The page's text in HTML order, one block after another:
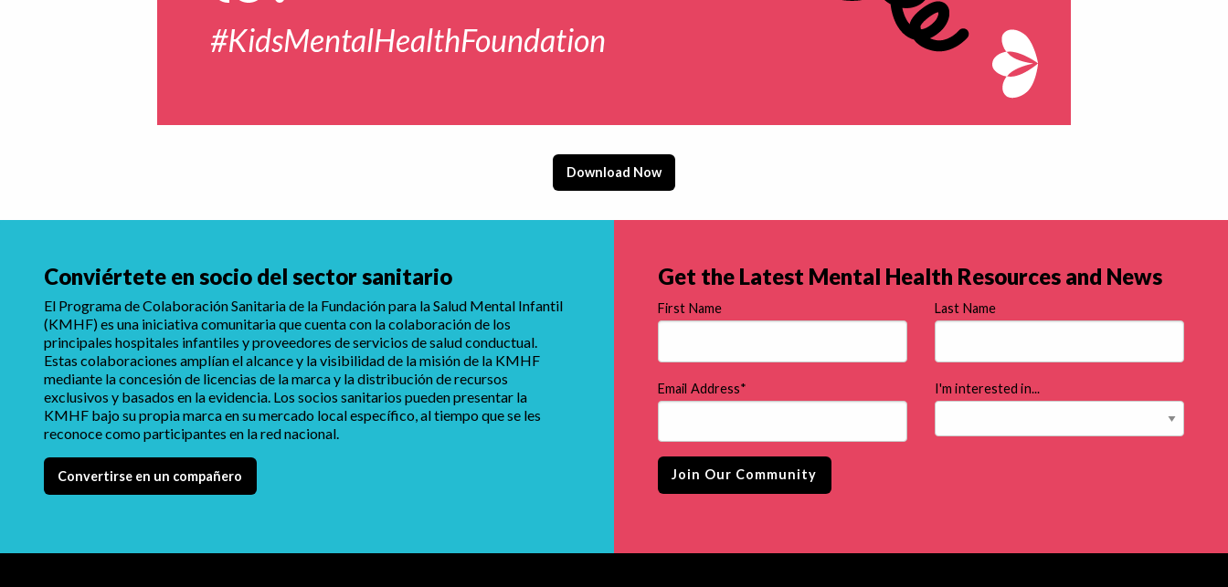
Download Now
Conviértete en socio del sector sanitario
El Programa de Colaboración Sanitaria de la Fundación para la Salud Mental Infantil
(KMHF) es una iniciativa comunitaria que cuenta con la colaboración de los
principales hospitales infantiles y proveedores de servicios de salud conductual.
Estas colaboraciones amplían el alcance y la visibilidad de la misión de la KMHF
mediante la concesión de licencias de la marca y la distribución de recursos
exclusivos y basados en la evidencia. Los socios sanitarios pueden presentar la
KMHF bajo su propia marca en su mercado local específico, al tiempo que se les
reconoce como participantes en la red nacional.
Convertirse en un compañero
Get the Latest Mental Health Resources and News
First Name Last Name
Email Address* I'm interested in...